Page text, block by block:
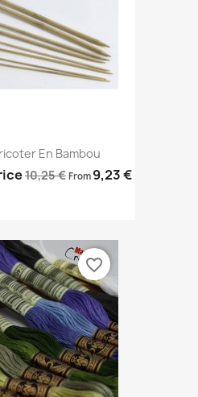
En Bambou
10,25 € From 9,23 €
favorite_border